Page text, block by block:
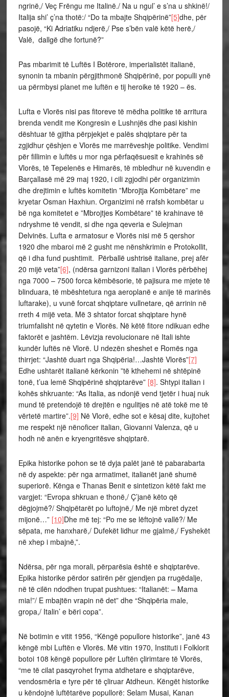
ngrinë,/ Veç Frëngu me Italinë./ Na u ngul’ e s’na u shkinë!/
Italija shi’ ç’na thotë:/ “Do ta mbajte Shqipërinë”[5]dhe, për
pasojë, “Ki Adriatiku ndjerë,/ Pse s’bën valë këtë herë,/
Valë, dallgë dhe fortunë?”
Pas mbarimit të Luftës I Botërore, imperialistët italianë,
synonin ta mbanin përgjithmonë Shqipërinë, por populli ynë
ua përmbysi planet me luftën e tij heroike të 1920 – ës.
Lufta e Vlorës nisi pas fitoreve të mëdha politike të arritura
brenda vendit me Kongresin e Lushnjës dhe pasi kishin
dështuar të gjitha përpjekjet e palës shqiptare për ta
zgjidhur çëshjen e Vlorës me marrëveshje politike. Vendimi
për fillimin e luftës u mor nga përfaqësuesit e krahinës së
Vlorës, të Tepelenës e Himarës, të mbledhur në kuvendin e
Barçallasë më 29 maj 1920, i cili zgjodhi për organizimin
dhe drejtimin e luftës komitetin ”Mbrojtja Kombëtare” me
kryetar Osman Haxhiun. Organizimi në rrafsh kombëtar u
bë nga komitetet e ”Mbrojtjes Kombëtare” të krahinave të
ndryshme të vendit, si dhe nga qeveria e Sulejman
Delvinës. Lufta e armatosur e Vlorës nisi më 5 qershor
1920 dhe mbaroi më 2 gusht me nënshkrimin e Protokollit,
që i dha fund pushtimit. Përballë ushtrisë italiane, prej afër
20 mijë veta”[6], (ndërsa garnizoni italian i Vlorës përbëhej
nga 7000 – 7500 forca këmbësorie, të pajisura me mjete të
blinduara, të mbështetura nga aeroplanë e anije të marinës
luftarake), u vunë forcat shqiptare vullnetare, që arrinin në
rreth 4 mijë veta. Më 3 shtator forcat shqiptare hynë
triumfalisht në qytetin e Vlorës. Në këtë fitore ndikuan edhe
faktorët e jashtëm. Lëvizja revolucionare në Itali ishte
kundër luftës në Vlorë. U ndezën sheshet e Romës nga
thirrjet: “Jashtë duart nga Shqipëria!…Jashtë Vlorës”[7]
Edhe ushtarët italianë kërkonin ”të kthehemi në shtëpinë
tonë, t’ua lemë Shqipërinë shqiptarëve” [8]. Shtypi italian i
kohës shkruante: “As Italia, as ndonjë vend tjetër i huaj nuk
mund të pretendojë të drejtën e ngulitjes në atë tokë me të
vërtetë martire”.[9] Në Vlorë, edhe sot e kësaj dite, kujtohet
me respekt një nënoficer italian, Giovanni Valenza, që u
hodh në anën e kryengritësve shqiptarë.
Epika historike pohon se të dyja palët janë të pabarabarta
në dy aspekte: për nga armatimet, italianët janë shumë
superiorë. Kënga e Thanas Benit e sintetizon këtë fakt me
vargjet: “Evropa shkruan e thonë,/ Ç’janë këto që
dëgjojmë?/ Shqipëtarët po luftojnë,/ Me një mbret dyzet
mijonë…” [10]Dhe më tej: “Po me se lëftojnë vallë?/ Me
sëpata, me hanxharë,/ Dufekët lidhur me gjalmë,/ Fyshekët
në xhep i mbajnë,”.
Ndërsa, për nga morali, përparësia është e shqiptarëve.
Epika historike përdor satirën për gjendjen pa rrugëdalje,
në të cilën ndodhen trupat pushtues: “Italianët: – Mama
mia!”/ E mbajtën vrapin në det” dhe “Shqipëria male,
gropa,/ Italin’ e bëri copa”.
Në botimin e vitit 1956, “Këngë popullore historike”, janë 43
këngë mbi Luftën e Vlorës. Më vitin 1970, Instituti i Folklorit
botoi 108 këngë popullore për Luftën çlirimtare të Vlorës,
“me të cilat pasqyrohet fryma atdhetare e shqiptarëve,
vendosmëria e tyre për të çliruar Atdheun. Këngët historike
u këndojnë luftëtarëve popullorë: Selam Musai, Kanan